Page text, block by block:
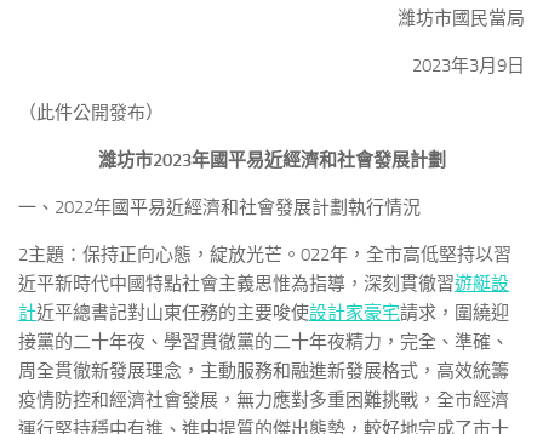
濰坊市國民當局
2023年3月9日
（此件公開發布）
濰坊市2023年國平易近經濟和社會發展計劃
一、2022年國平易近經濟和社會發展計劃執行情況
2主題：保持正向心態，綻放光芒。022年，全市高低堅持以習
近平新時代中國特點社會主義思惟為指導，深刻貫徹習遊艇設
計近平總書記對山東任務的主要唆使設計家豪宅請求，圍繞迎
接黨的二十年夜、學習貫徹黨的二十年夜精力，完全、準確、
周全貫徹新發展理念，主動服務和融進新發展格式，高效統籌
疫情防控和經濟社會發展，無力應對多重困難挑戰，全市經濟
運行堅持穩中有進、進中提質的傑出態勢，較好地完成了市十